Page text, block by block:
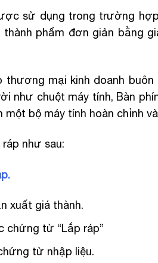
sử dụng trong trường
phẩm đơn giản bằng
thương mại kinh doanh buôn
như chuột máy tính, Bàn
bộ máy tính hoàn chỉnh
như sau:
xuất giá thành.
chứng từ “Lắp ráp”
từ nhập liệu.